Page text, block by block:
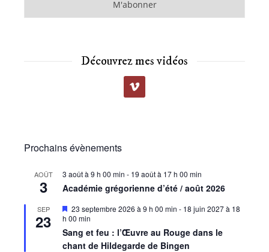
Découvrez mes vidéos
Prochains évènements
AOÛT
3
3 août à 9 h 00 min - 19 août à 17 h 00 min
Académie grégorienne d’été / août 2026
SEP
23
Mis
en
23 septembre 2026 à 9 h 00 min - 18 juin 2027 à 18
h 00 min
Sang et feu : l’Œuvre au Rouge dans le
chant de Hildegarde de Bingen